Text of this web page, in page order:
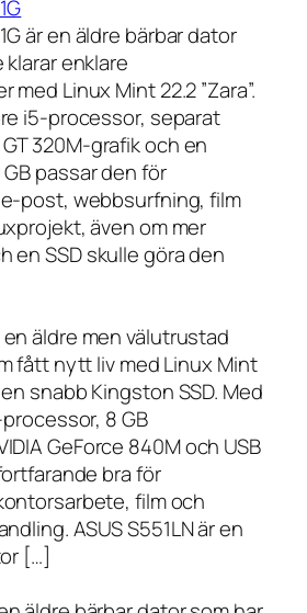
är en äldre bärbar dator
enklare
Linux Mint 22.2 ”Zara”.
i5-processor, separat
GT 320M-grafik och en
passar den för
post, webbsurfning, film
även om mer
en SSD skulle göra den
en äldre men välutrustad
fått nytt liv med Linux Mint
en snabb Kingston SSD. Med
8 GB
GeForce 840M och USB
bra för
film och
ASUS S551LN är en
[…]